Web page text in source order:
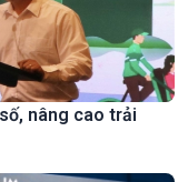
nâng cao trải